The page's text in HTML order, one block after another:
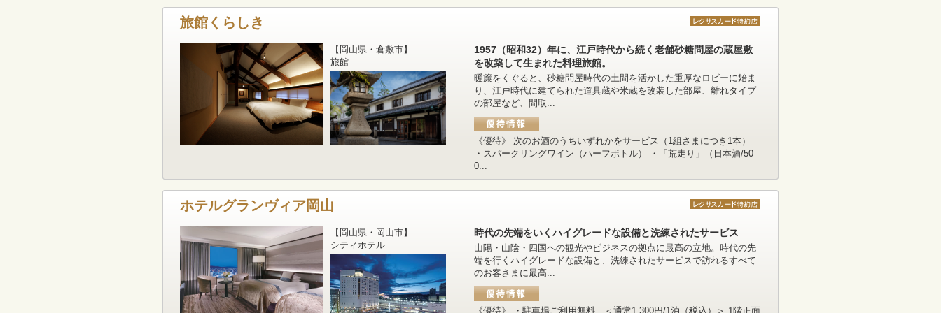
旅館くらしき
【岡山県・倉敷市】
旅館
1957（昭和32）年に、江戸時代から続く老舗砂糖問屋の蔵屋敷
を改築して生まれた料理旅館。
暖簾をくぐると、砂糖問屋時代の土間を活かした重厚なロビーに始ま
り、江戸時代に建てられた道具蔵や米蔵を改装した部屋、離れタイプ
の部屋など、間取...
《優待》 次のお酒のうちいずれかをサービス（1組さまにつき1本）
・スパークリングワイン（ハーフボトル） ・「荒走り」（日本酒/50
0...
ホテルグランヴィア岡山
【岡山県・岡山市】
シティホテル
時代の先端をいくハイグレードな設備と洗練されたサービス
山陽・山陰・四国への観光やビジネスの拠点に最高の立地。時代の先
端を行くハイグレードな設備と、洗練されたサービスで訪れるすべて
のお客さまに最高...
《優待》 ・駐車場ご利用無料 ＜通常1,300円/1泊（税込）＞ 1階正面